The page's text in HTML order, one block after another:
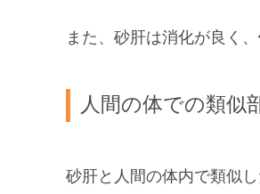
また、砂肝は消化が良く、
人間の体での類似
砂肝と人間の体内で類似し